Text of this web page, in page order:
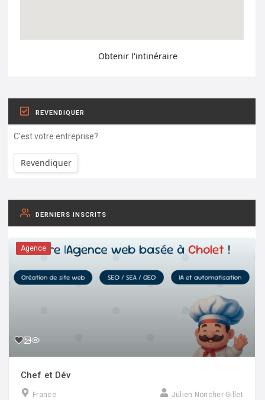
Obtenir l'intinéraire
REVENDIQUER
C'est votre entreprise?
Revendiquer
DERNIERS INSCRITS
Agence
Chef et Dév
France Julien Noncher-Gillet